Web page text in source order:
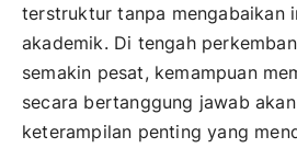
terstruktur tanpa mengabaikan
akademik. Di tengah
semakin pesat, kemampuan
secara bertanggung jawab
keterampilan penting yang